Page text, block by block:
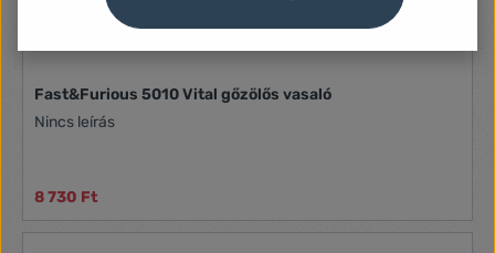
Fast&Furious 5010 Vital gőzölős vasaló
Nincs leírás
8 730 Ft